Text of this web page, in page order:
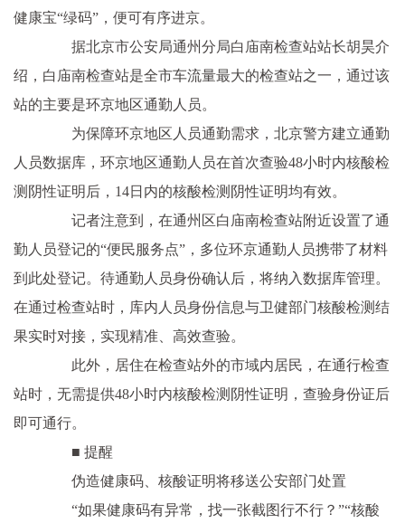
健康宝“绿码”，便可有序进京。
据北京市公安局通州分局白庙南检查站站长胡昊介
绍，白庙南检查站是全市车流量最大的检查站之一，通过该
站的主要是环京地区通勤人员。
为保障环京地区人员通勤需求，北京警方建立通勤
人员数据库，环京地区通勤人员在首次查验48小时内核酸检
测阴性证明后，14日内的核酸检测阴性证明均有效。
记者注意到，在通州区白庙南检查站附近设置了通
勤人员登记的“便民服务点”，多位环京通勤人员携带了材料
到此处登记。待通勤人员身份确认后，将纳入数据库管理。
在通过检查站时，库内人员身份信息与卫健部门核酸检测结
果实时对接，实现精准、高效查验。
此外，居住在检查站外的市域内居民，在通行检查
站时，无需提供48小时内核酸检测阴性证明，查验身份证后
即可通行。
■ 提醒
伪造健康码、核酸证明将移送公安部门处置
“如果健康码有异常，找一张截图行不行？”“核酸